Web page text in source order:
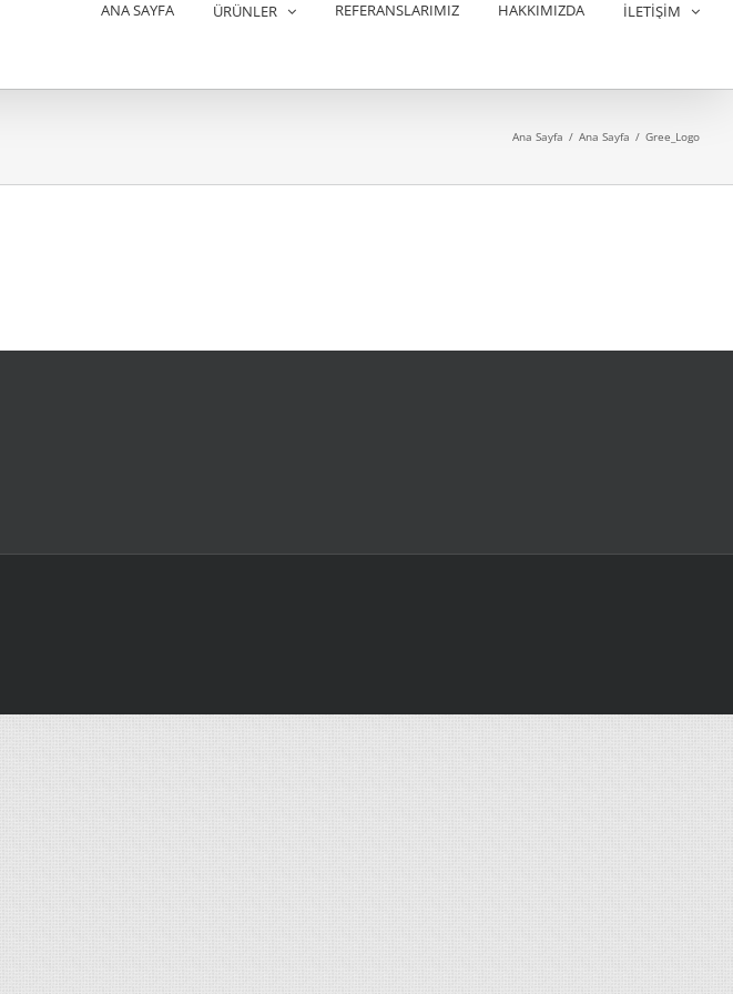
ANA SAYFA ÜRÜNLER REFERANSLARIMIZ HAKKIMIZDA İLETİŞİM
Ana Sayfa / Ana Sayfa / Gree_Logo